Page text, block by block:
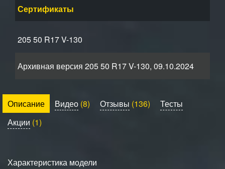
Сертификаты
205 50 R17 V-130
Архивная версия 205 50 R17 V-130, 09.10.2024
Описание Видео (8) Отзывы (136)
Тесты
Акции (1)
Характеристика модели